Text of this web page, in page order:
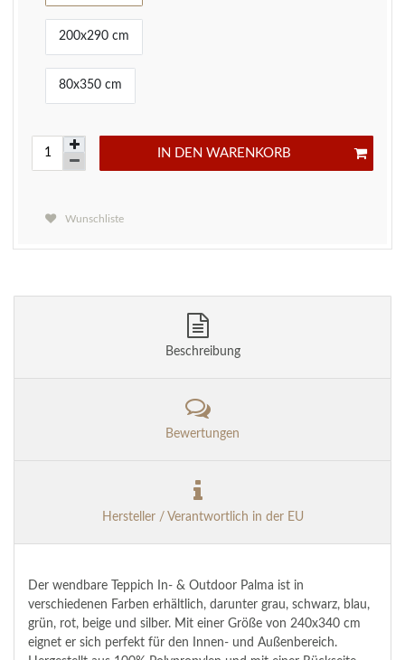
200x290 cm
80x350 cm
IN DEN WARENKORB
Wunschliste
Beschreibung
Bewertungen
Hersteller / Verantwortlich in der EU
Der wendbare Teppich In- & Outdoor Palma ist in
verschiedenen Farben erhältlich, darunter grau, schwarz, blau,
grün, rot, beige und silber. Mit einer Größe von 240x340 cm
eignet er sich perfekt für den Innen- und Außenbereich.